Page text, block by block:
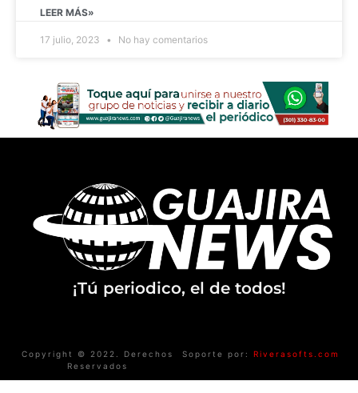
LEER MÁS»
17 julio, 2023 No hay comentarios
¡Tú periodico, el de todos!
Copyright © 2022. Derechos
Reservados
Soporte por: Riverasofts.com